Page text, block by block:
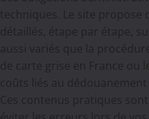
techniques. Le site propose
détaillés, étape par étape,
aussi variés que la
de carte grise en France ou
coûts liés au dédouanement
Ces contenus pratiques